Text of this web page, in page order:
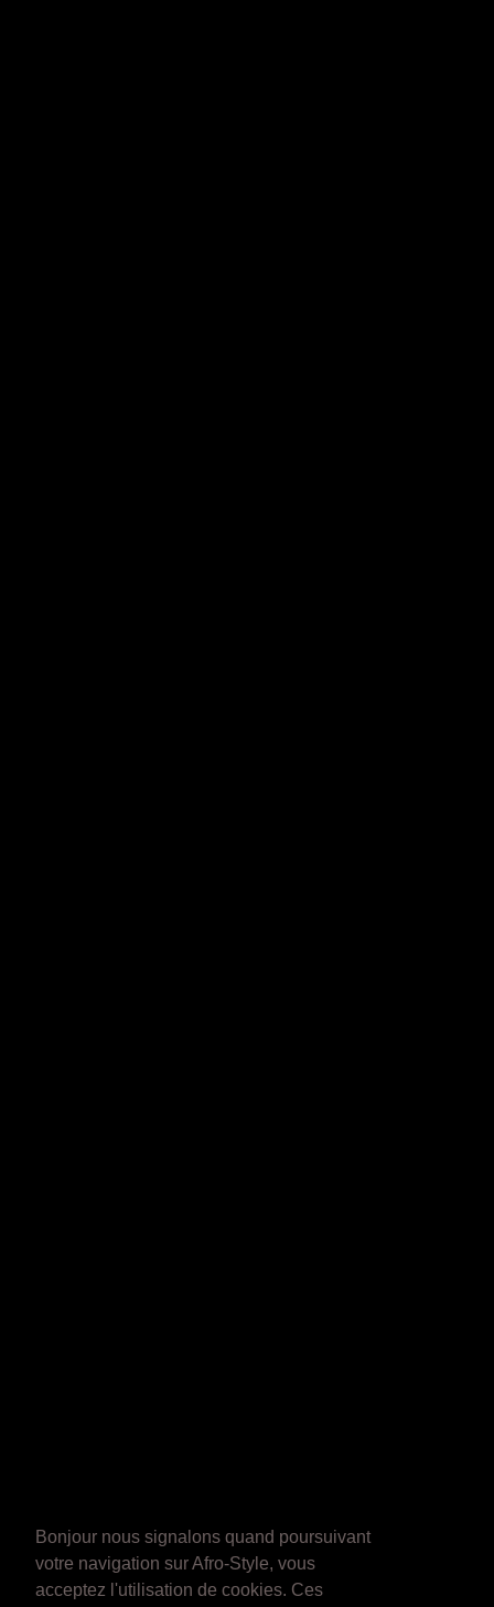
Bonjour nous signalons quand poursuivant
votre navigation sur Afro-Style, vous
acceptez l'utilisation de cookies. Ces